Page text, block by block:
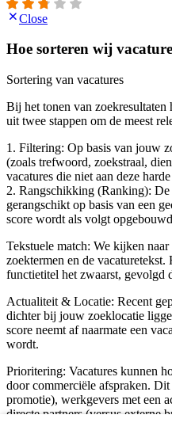
Close
Hoe sorteren wij
Sortering van vacatures
Bij het tonen van zoekresultaten
uit twee stappen om de meest
1. Filtering: Op basis van jouw
(zoals trefwoord, zoekstraal,
vacatures die niet aan deze
2. Rangschikking (Ranking):
gerangschikt op basis van een
score wordt als volgt
Tekstuele match: We kijken
zoektermen en de
functietitel het zwaarst, gevolgd
Actualiteit & Locatie: Recent
dichter bij jouw zoeklocatie
score neemt af naarmate een
wordt.
Prioritering: Vacatures kunnen
door commerciële afspraken.
promotie), werkgevers met een
directe partners (versus externe